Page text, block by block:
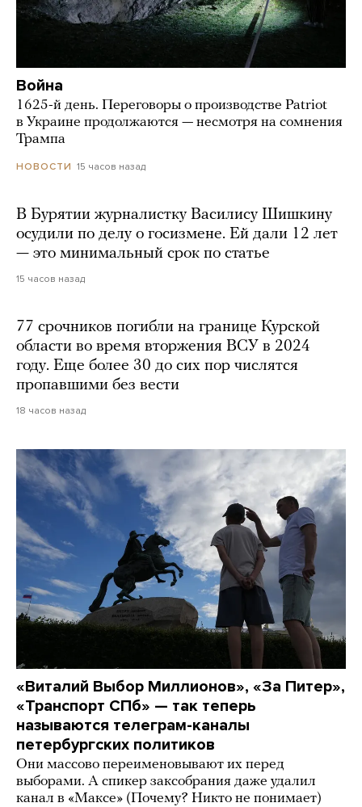
Война
1625-й день. Переговоры о производстве Patriot
в Украине продолжаются — несмотря на сомнения
Трампа
НОВОСТИ 15 часов назад
В Бурятии журналистку Василису Шишкину
осудили по делу о госизмене. Ей дали 12 лет
— это минимальный срок по статье
15 часов назад
77 срочников погибли на границе Курской
области во время вторжения ВСУ в 2024
году. Еще более 30 до сих пор числятся
пропавшими без вести
18 часов назад
«Виталий Выбор Миллионов», «За Питер»,
«Транспорт СПб» — так теперь
называются телеграм-каналы
петербургских политиков
Они массово переименовывают их перед
выборами. А спикер заксобрания даже удалил
канал в «Максе» (Почему? Никто не понимает)